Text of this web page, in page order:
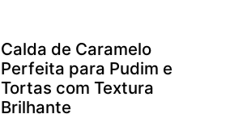
Calda de Caramelo
Perfeita para Pudim e
Tortas com Textura
Brilhante